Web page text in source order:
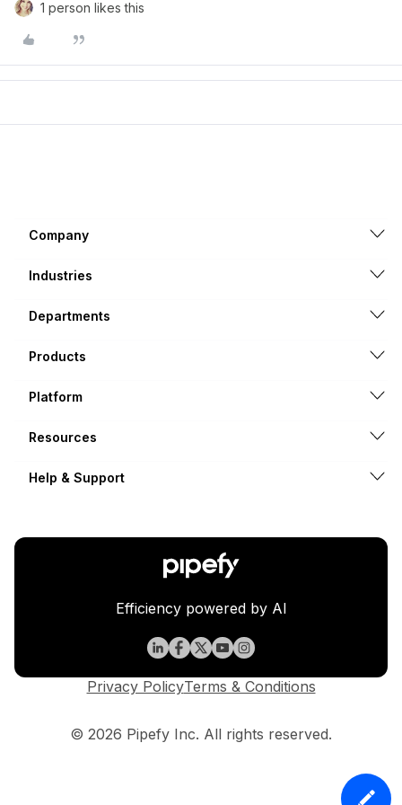
1 person likes this
Company
Industries
Departments
Products
Platform
Resources
Help & Support
Efficiency powered by AI
© 2026 Pipefy Inc. All rights reserved.
Privacy PolicyTerms & Conditions